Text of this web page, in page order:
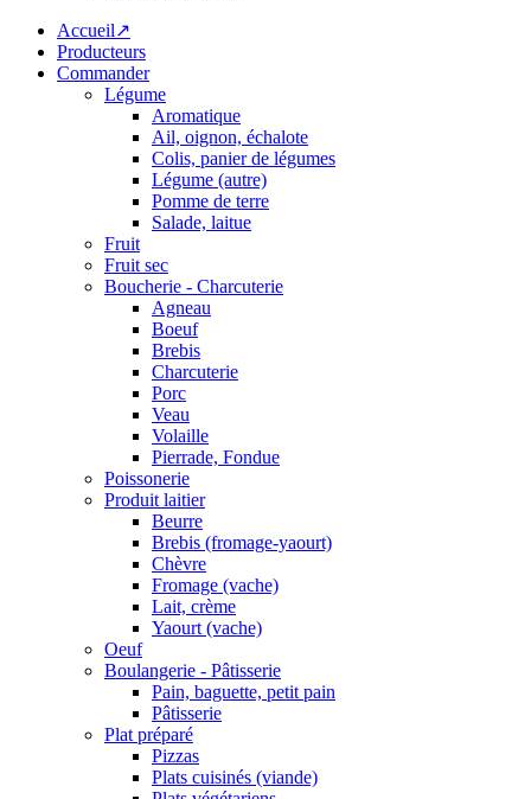
Accueil↗
Producteurs
Commander
Légume
Aromatique
Ail, oignon, échalote
Colis, panier de légumes
Légume (autre)
Pomme de terre
Salade, laitue
Fruit
Fruit sec
Boucherie - Charcuterie
Agneau
Boeuf
Brebis
Charcuterie
Porc
Veau
Volaille
Pierrade, Fondue
Poissonerie
Produit laitier
Beurre
Brebis (fromage-yaourt)
Chèvre
Fromage (vache)
Lait, crème
Yaourt (vache)
Oeuf
Boulangerie - Pâtisserie
Pain, baguette, petit pain
Pâtisserie
Plat préparé
Pizzas
Plats cuisinés (viande)